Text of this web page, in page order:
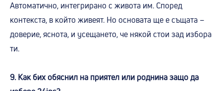
Автоматично, интегрирано с живота им. Според
контекста, в който живеят. Но основата ще е същата –
доверие, яснота, и усещането, че някой стои зад избора
ти.
9. Как бих обяснил на приятел или роднина защо да